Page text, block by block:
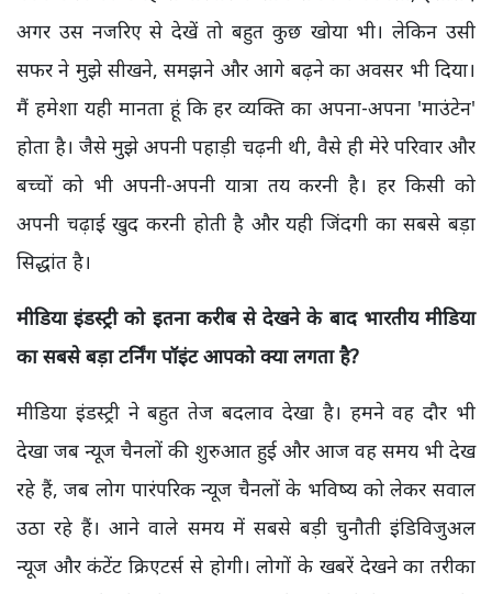
अगर उस नजरिए से देखें तो बहुत कुछ खोया भी। लेकिन उसी
सफर ने मुझे सीखने, समझने और आगे बढ़ने का अवसर भी दिया।
मैं हमेशा यही मानता हूं कि हर व्यक्ति का अपना-अपना 'माउंटेन'
होता है। जैसे मुझे अपनी पहाड़ी चढ़नी थी, वैसे ही मेरे परिवार और
बच्चों को भी अपनी-अपनी यात्रा तय करनी है। हर किसी को
अपनी चढ़ाई खुद करनी होती है और यही जिंदगी का सबसे बड़ा
सिद्धांत है।
मीडिया इंडस्ट्री को इतना करीब से देखने के बाद भारतीय मीडिया
का सबसे बड़ा टर्निंग पॉइंट आपको क्या लगता है?
मीडिया इंडस्ट्री ने बहुत तेज बदलाव देखा है। हमने वह दौर भी
देखा जब न्यूज चैनलों की शुरुआत हुई और आज वह समय भी देख
रहे हैं, जब लोग पारंपरिक न्यूज चैनलों के भविष्य को लेकर सवाल
उठा रहे हैं। आने वाले समय में सबसे बड़ी चुनौती इंडिविजुअल
न्यूज और कंटेंट क्रिएटर्स से होगी। लोगों के खबरें देखने का तरीका